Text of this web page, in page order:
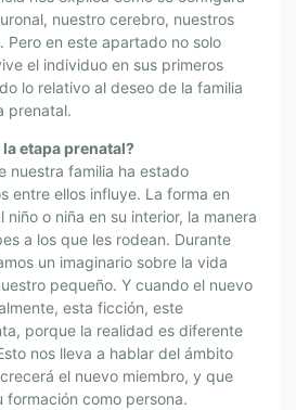
nuestro cerebro, nuestros
Pero en este apartado no solo
el individuo en sus primeros
lo relativo al deseo de la familia
prenatal.
etapa prenatal?
nuestra familia ha estado
entre ellos influye. La forma en
o niña en su interior, la manera
a los que les rodean. Durante
un imaginario sobre la vida
pequeño. Y cuando el nuevo
esta ficción, este
porque la realidad es diferente
nos lleva a hablar del ámbito
el nuevo miembro, y que
como persona.